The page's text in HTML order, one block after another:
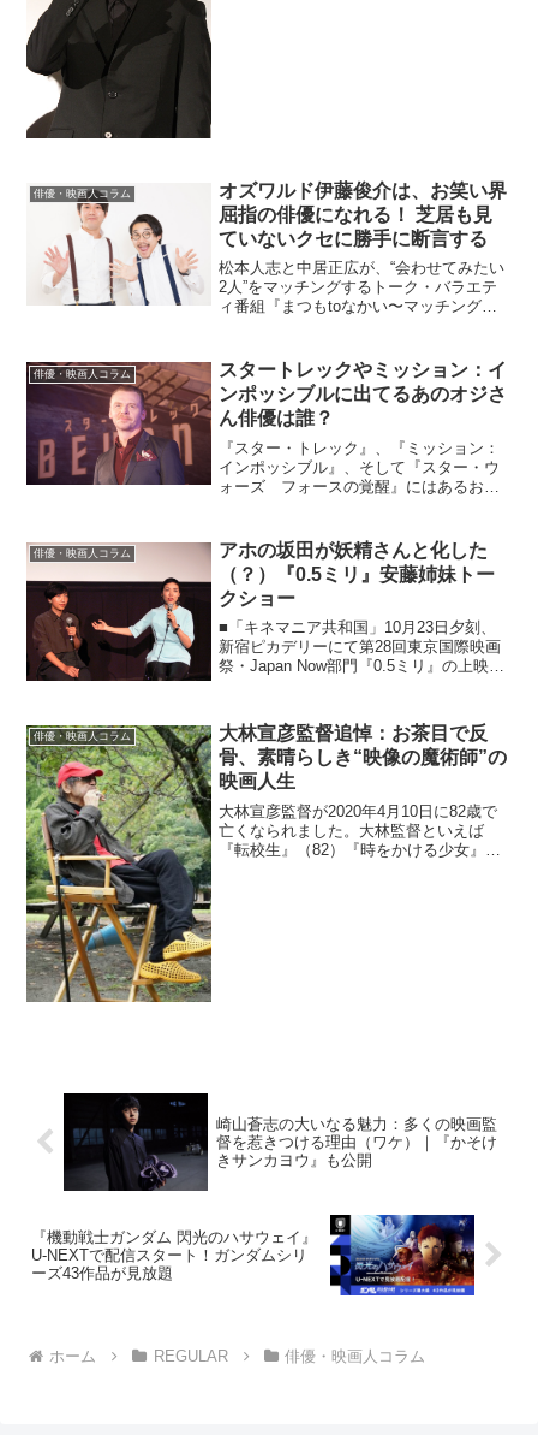
俳優・映画人コラム
オズワルド伊藤俊介は、お笑い界
屈指の俳優になれる！ 芝居も見
ていないクセに勝手に断言する
松本人志と中居正広が、“会わせてみたい
2人”をマッチングするトーク・バラエテ
ィ番組『まつもtoなかい〜マッチングな
俊介と女優・伊藤沙莉の兄妹対談が実現
した。テレビで...
俳優・映画人コラム
スタートレックやミッション：イ
ンポッシブルに出てるあのオジさ
ん俳優は誰？
『スター・トレック』、『ミッション：
インポッシブル』、そして『スター・ウ
ォーズ フォースの覚醒』にはあるおじ
サイモン、今回は最新作『スタートレッ
ク・BEYOND』を始...
俳優・映画人コラム
アホの坂田が妖精さんと化した
（？）『0.5ミリ』安藤姉妹トー
クショー
■「キネマニア共和国」10月23日夕刻、
新宿ピカデリーにて第28回東京国際映画
祭・Japan Now部門『0.5ミリ』の上映と
紘平）。『0.5ミリ』は、さまざまな孤独
を...
俳優・映画人コラム
大林宣彦監督追悼：お茶目で反
骨、素晴らしき“映像の魔術師”の
映画人生
大林宣彦監督が2020年4月10日に82歳で
亡くなられました。大林監督といえば
『転校生』（82）『時をかける少女』
崎山蒼志の大いなる魅力：多くの映画監
督を惹きつける理由（ワケ）｜『かそけ
きサンカヨウ』も公開
『機動戦⼠ガンダム 閃光のハサウェイ』
U-NEXTで配信スタート！ガンダムシリ
ーズ43作品が⾒放題
ホーム REGULAR 俳優・映画人コラム